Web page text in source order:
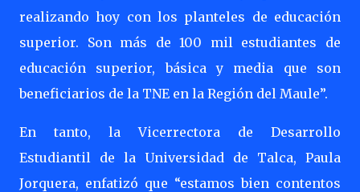
realizando hoy con los planteles de educación
superior. Son más de 100 mil estudiantes de
educación superior, básica y media que son
beneficiarios de la TNE en la Región del Maule”.
En tanto, la Vicerrectora de Desarrollo
Estudiantil de la Universidad de Talca, Paula
Jorquera, enfatizó que “estamos bien contentos